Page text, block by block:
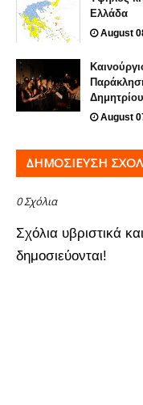
Ελλάδα
August
Δημητρίου
August
ΔΗΜΟΣΊΕΥΣΗ
0 Σχόλια
Σχόλια υβριστικά
δημοσιεύονται!